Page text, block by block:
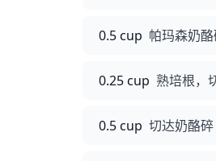
0.5 cup 帕玛森奶
0.25 cup 熟培根，
0.5 cup 切达奶酪碎